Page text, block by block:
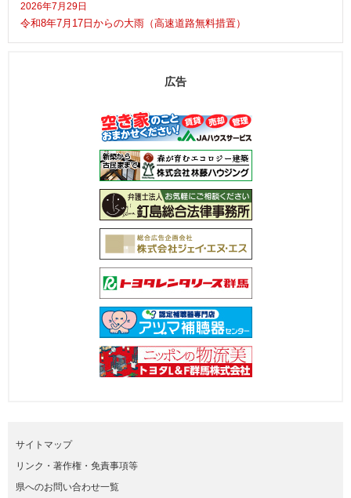
2026年7月29日
令和8年7月17日からの大雨（高速道路無料措置）
広告
サイトマップ
リンク・著作権・免責事項等
県へのお問い合わせ一覧